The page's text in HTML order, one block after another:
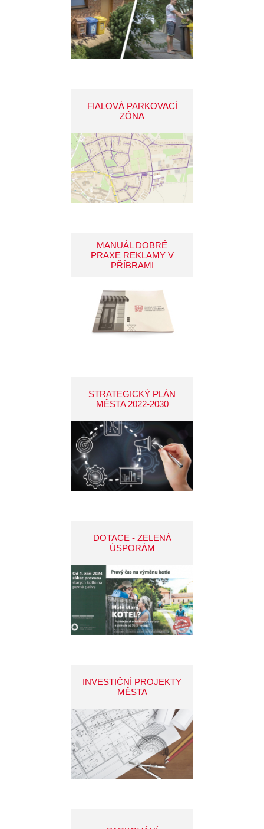
FIALOVÁ PARKOVACÍ
ZÓNA
MANUÁL DOBRÉ
PRAXE REKLAMY V
PŘÍBRAMI
STRATEGICKÝ PLÁN
MĚSTA 2022-2030
DOTACE - ZELENÁ
ÚSPORÁM
INVESTIČNÍ PROJEKTY
MĚSTA